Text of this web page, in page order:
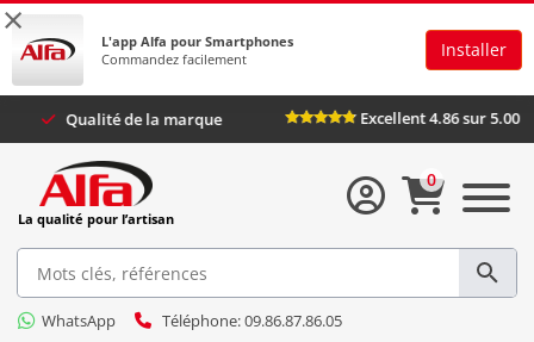
×
L'app Alfa pour Smartphones
Commandez facilement
Installer
Qualité de la marque Excellent 4.86
La qualité pour l’artisan
WhatsApp Téléphone: 09.86.87.86.05
0